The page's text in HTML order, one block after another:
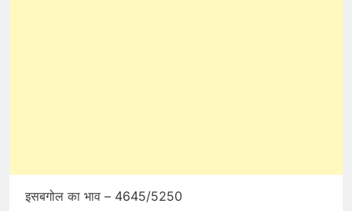
इसबगोल का भाव – 4645/5250